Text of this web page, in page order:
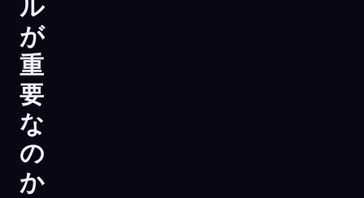
ル
が
重
要
な
の
か